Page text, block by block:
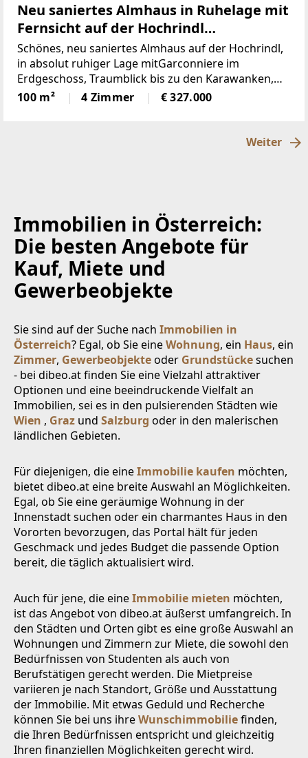
Neu saniertes Almhaus in Ruhelage mit
Fernsicht auf der Hochrindl
(Provisionsfrei)
Schönes, neu saniertes Almhaus auf der Hochrindl,
in absolut ruhiger Lage mitGarconniere im
Erdgeschoss, Traumblick bis zu den Karawanken,
Sonnenlage, hierscheint den ganzen Tag die Sonne,
über der Nebelgrenze, in 1600m Seehöhegelegen,
100 m² 4 Zimmer € 327.000
Weiter
Immobilien in Österreich:
Die besten Angebote für
Kauf, Miete und
Gewerbeobjekte
Sie sind auf der Suche nach Immobilien in
Österreich? Egal, ob Sie eineWohnung, ein Haus, ein
Zimmer, Gewerbeobjekteoder Grundstückesuchen
- bei dibeo.at finden Sie eine Vielzahl attraktiver
Optionen und eine beeindruckende Vielfalt an
Immobilien, sei es in den pulsierenden Städten wie
Wien , Graz und Salzburg oder in den malerischen
ländlichen Gebieten.
Für diejenigen, die eineImmobilie kaufen möchten,
bietet dibeo.at eine breite Auswahl an Möglichkeiten.
Egal, ob Sie eine geräumige Wohnung in der
Innenstadt suchen oder ein charmantes Haus in den
Vororten bevorzugen, das Portal hält für jeden
Geschmack und jedes Budget die passende Option
bereit, die täglich aktualisiert wird.
Auch für jene, die eineImmobilie mieten möchten,
ist das Angebot von dibeo.at äußerst umfangreich. In
den Städten und Orten gibt es eine große Auswahl an
Wohnungen und Zimmern zur Miete, die sowohl den
Bedürfnissen von Studenten als auch von
Berufstätigen gerecht werden. Die Mietpreise
variieren je nach Standort, Größe und Ausstattung
der Immobilie. Mit etwas Geduld und Recherche
können Sie bei uns ihreWunschimmobiliefinden,
die Ihren Bedürfnissen entspricht und gleichzeitig
Ihren finanziellen Möglichkeiten gerecht wird.